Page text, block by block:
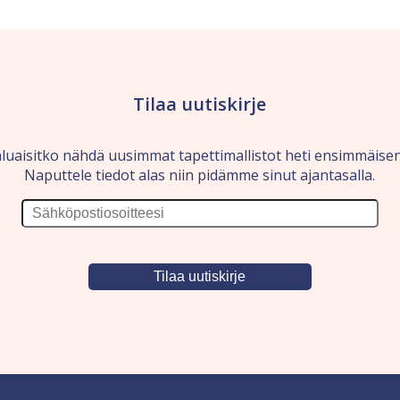
Tilaa uutiskirje
nähdä uusimmat tapettimallistot heti
Naputtele tiedot alas niin pidämme sinut ajantasalla.